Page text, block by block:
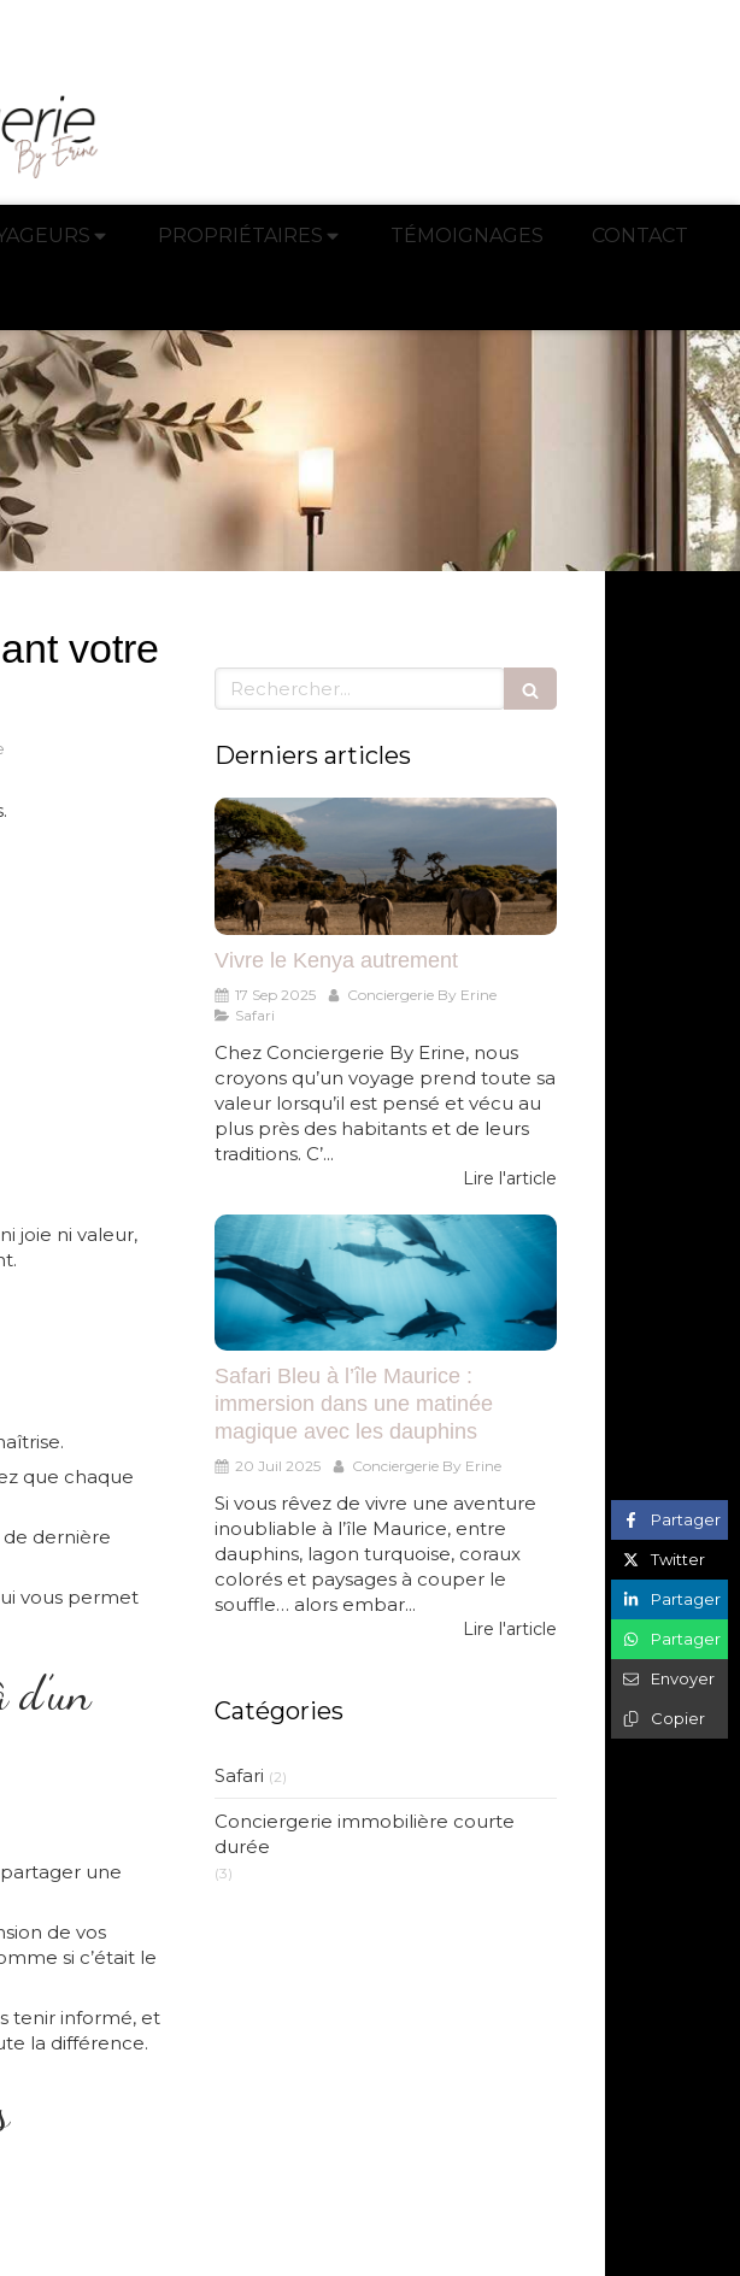
PROPRIÉTAIRES TÉMOIGNAGES CONTACT
votre
joie ni valeur,
que chaque
dernière
vous permet
partager une
de vos
si c’était le
tenir informé, et
la différence.
Partager
Twitter
Partager
Partager
Envoyer
Copier
Rechercher
Derniers articles
Vivre le Kenya autrement
17 Sep 2025
Conciergerie By Erine
Safari
Chez Conciergerie By Erine, nous
croyons qu’un voyage prend toute sa
valeur lorsqu’il est pensé et vécu au
plus près des habitants et de leurs
traditions. C’...
Lire l'article
Safari Bleu à l’île Maurice :
immersion dans une matinée
magique avec les dauphins
20 Juil 2025 Conciergerie By Erine
Si vous rêvez de vivre une aventure
inoubliable à l’île Maurice, entre
dauphins, lagon turquoise, coraux
colorés et paysages à couper le
souffle… alors embar...
Lire l'article
Catégories
Safari (2)
Conciergerie immobilière courte
durée
(3)